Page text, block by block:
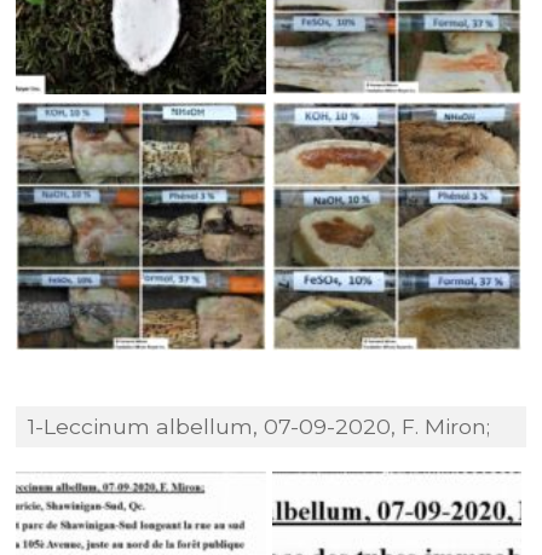
1-Leccinum albellum, 07-09-2020, F. Miron;